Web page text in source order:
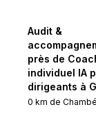
Audit &
près de
individuel IA
dirigeants à
0 km de